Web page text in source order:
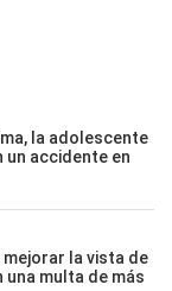
la adolescente
un accidente en
la vista de
una multa de más